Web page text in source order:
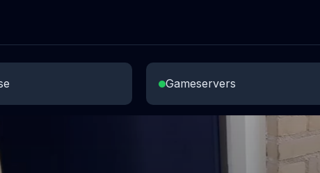
Gameservers